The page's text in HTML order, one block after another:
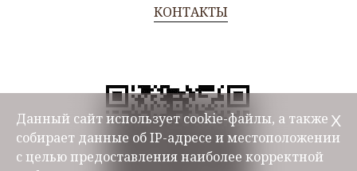
КОНТАКТЫ
Данный сайт использует cookie-файлы, а также
собирает данные об IP-адресе и местоположении
с целью предоставления наиболее корректной
Х